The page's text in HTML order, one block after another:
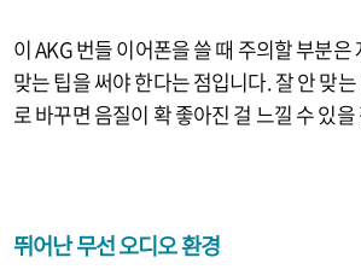
이 AKG 번들 이어폰을 쓸 때 주의할 부분은
맞는 팁을 써야 한다는 점입니다. 잘 안 맞
로 바꾸면 음질이 확 좋아진 걸 느낄 수 있을
뛰어난 무선 오디오 환경